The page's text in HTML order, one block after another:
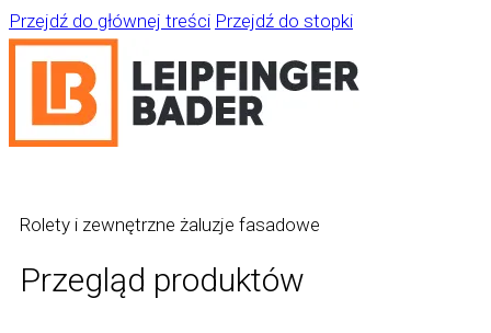
Przejdź do głównej treści Przejdź do stopki
Rolety i zewnętrzne żaluzje fasadowe
Przegląd produktów